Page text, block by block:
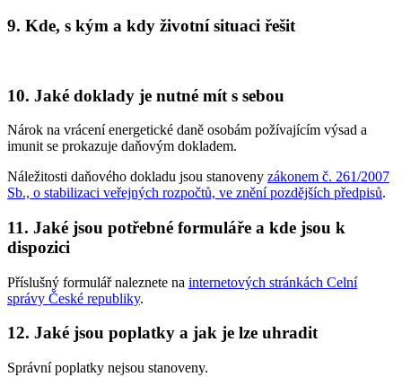
9. Kde, s kým a kdy životní situaci řešit
10. Jaké doklady je nutné mít s sebou
Nárok na vrácení energetické daně osobám požívajícím výsad a
imunit se prokazuje daňovým dokladem.
Náležitosti daňového dokladu jsou stanoveny zákonem č. 261/2007
Sb., o stabilizaci veřejných rozpočtů, ve znění pozdějších předpisů.
11. Jaké jsou potřebné formuláře a kde jsou k
dispozici
Příslušný formulář naleznete na internetových stránkách Celní
správy České republiky.
12. Jaké jsou poplatky a jak je lze uhradit
Správní poplatky nejsou stanoveny.